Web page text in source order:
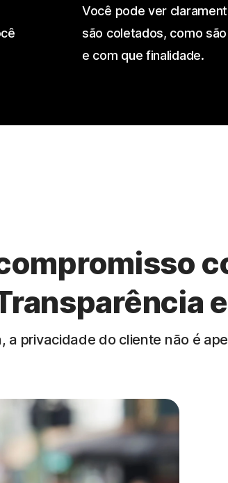
Você pode ver
são coletados, como
e com que finalidade.
a privacidade do cliente não é